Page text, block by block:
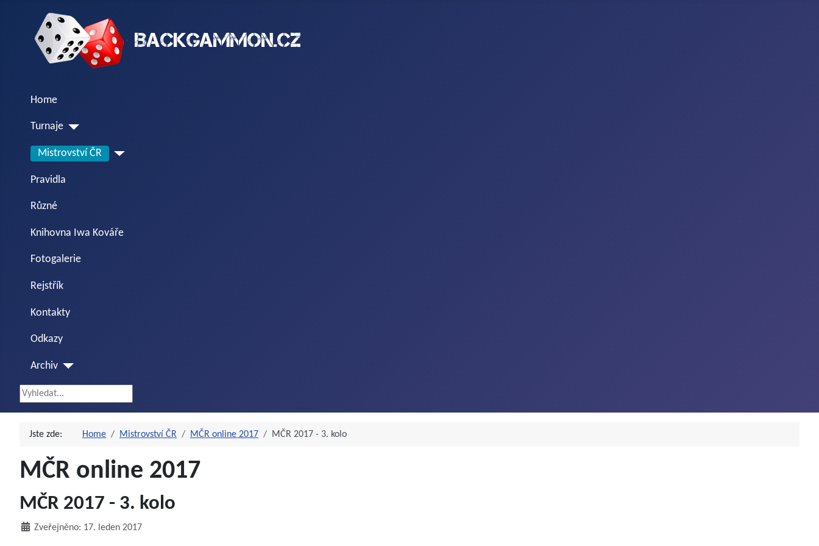
Home
Turnaje
Mistrovství ČR
Pravidla
Různé
Knihovna Iwa Kováře
Fotogalerie
Rejstřík
Kontakty
Odkazy
Archiv
Vyhledávání...
Jste zde: Home Mistrovství ČR MČR online 2017 MČR 2017 - 3. kolo
MČR online 2017
MČR 2017 - 3. kolo
Zveřejněno: 17. leden 2017